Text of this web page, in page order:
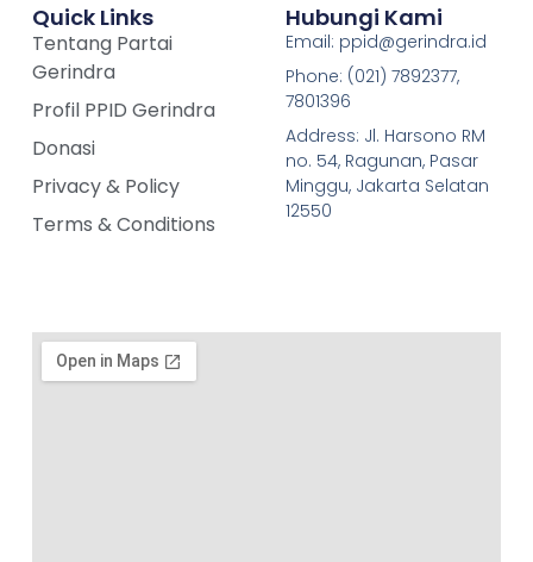
Quick Links
Tentang Partai
Gerindra
Profil PPID Gerindra
Donasi
Privacy & Policy
Terms & Conditions
Hubungi Kami
Email: ppid@gerindra.id
Phone: (021) 7892377,
7801396
Address: Jl. Harsono RM
no. 54, Ragunan, Pasar
Minggu, Jakarta Selatan
12550